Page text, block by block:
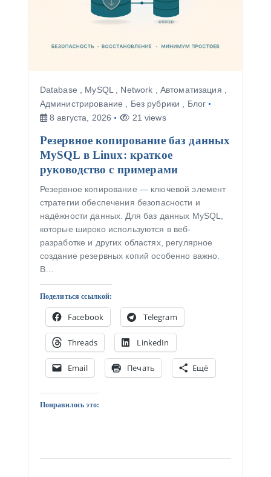
Database MySQL Network Автоматизация
Администрирование
Без рубрики
Блог
8 августа, 2026
21 views
Резервное копирование баз данных
MySQL в Linux: краткое
руководство с примерами
Резервное копирование — ключевой элемент
стратегии обеспечения безопасности и
надёжности данных. Для баз данных MySQL,
которые широко используются в веб-
разработке и других областях, регулярное
создание резервных копий особенно важно.
В…
Поделиться ссылкой:
Facebook Telegram
Threads LinkedIn
Email Печать Ещё
Понравилось это: